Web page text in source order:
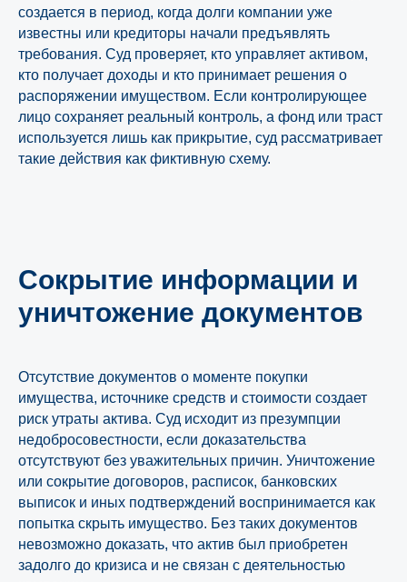
создается в период, когда долги компании уже
известны или кредиторы начали предъявлять
требования. Суд проверяет, кто управляет активом,
кто получает доходы и кто принимает решения о
распоряжении имуществом. Если контролирующее
лицо сохраняет реальный контроль, а фонд или траст
используется лишь как прикрытие, суд рассматривает
такие действия как фиктивную схему.
Сокрытие информации и
уничтожение документов
Отсутствие документов о моменте покупки
имущества, источнике средств и стоимости создает
риск утраты актива. Суд исходит из презумпции
недобросовестности, если доказательства
отсутствуют без уважительных причин. Уничтожение
или сокрытие договоров, расписок, банковских
выписок и иных подтверждений воспринимается как
попытка скрыть имущество. Без таких документов
невозможно доказать, что актив был приобретен
задолго до кризиса и не связан с деятельностью